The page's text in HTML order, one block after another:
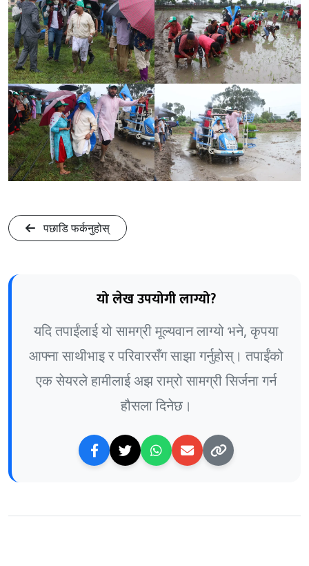
पछाडि फर्कनुहोस्
यो लेख उपयोगी लाग्यो?
यदि तपाईंलाई यो सामग्री मूल्यवान लाग्यो भने, कृपया
आफ्ना साथीभाइ र परिवारसँग साझा गर्नुहोस्। तपाईंको
एक सेयरले हामीलाई अझ राम्रो सामग्री सिर्जना गर्न
हौसला दिनेछ।